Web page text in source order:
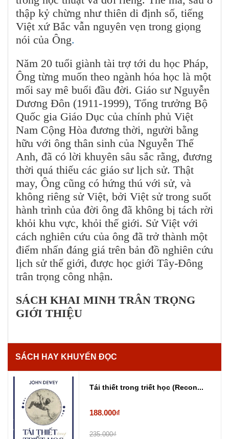
thập kỷ chừng như thiên di định số, tiếng
Việt xứ Bắc vẫn nguyên vẹn trong giọng
nói của Ông.
Năm 20 tuổi giành tài trợ tới du học Pháp,
Ông từng muốn theo ngành hóa học là một
mối say mê buổi đầu đời. Giáo sư Nguyễn
Dương Đôn (1911-1999), Tổng trưởng Bộ
Quốc gia Giáo Dục của chính phủ Việt
Nam Cộng Hòa đương thời, người bằng
hữu với ông thân sinh của Nguyễn Thế
Anh, đã có lời khuyên sâu sắc rằng, đương
thời quá thiếu các giáo sư lịch sử. Thật
may, Ông cũng có hứng thú với sử, và
không riêng sử Việt, bởi Việt sử trong suốt
hành trình của đời ông đã không bị tách rời
khỏi khu vực, khỏi thế giới. Sử Việt với
cách nghiên cứu của ông đã trở thành một
điểm nhấn đáng giá trên bản đồ nghiên cứu
lịch sử thế giới, được học giới Tây-Đông
trân trọng công nhận.
SÁCH KHAI MINH TRÂN TRỌNG
GIỚI THIỆU
SÁCH HAY KHUYẾN ĐỌC
Tái thiết trong triết học (Recon...
188.000₫
235.000₫